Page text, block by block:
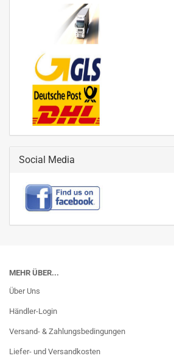
Social Media
MEHR ÜBER...
Über Uns
Händler-Login
Versand- & Zahlungsbedingungen
Liefer- und Versandkosten